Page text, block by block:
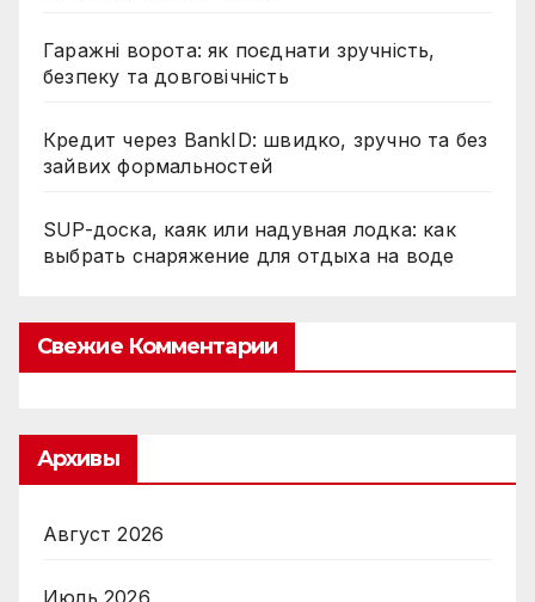
Гаражні ворота: як поєднати зручність,
безпеку та довговічність
Кредит через BankID: швидко, зручно та без
зайвих формальностей
SUP-доска, каяк или надувная лодка: как
выбрать снаряжение для отдыха на воде
Свежие Комментарии
Архивы
Август 2026
Июль 2026